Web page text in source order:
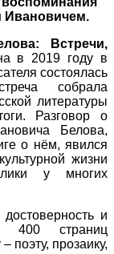
Ивановичем.
Встречи,
в 2019 году в
состоялась
собрала
литературы
Разговор о
Белова,
о нём, явился
жизни
у многих
и
400 страниц
поэту, прозаику,